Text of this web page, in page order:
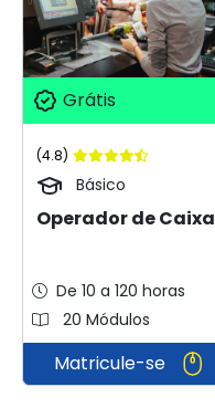
Grátis
(4.8)
Básico
Operador de Caixa
De 10 a 120 horas
20 Módulos
Matricule-se